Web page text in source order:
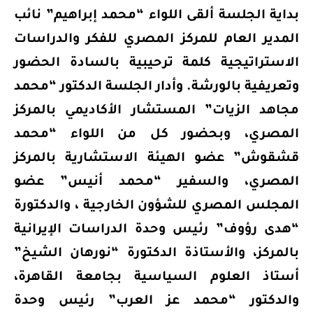
بداية الجلسة ألقى اللواء “محمد إبراهيم” نائب
المدير العام للمركز المصري للفكر والدراسات
الاستراتيجية كلمة ترحيبية بالسادة الحضور
وتعريفية بالورشة. وأدار الجلسة الدكتور “محمد
مجاهد الزيات” المستشار الأكاديمي بالمركز
المصري، وبحضور كل من اللواء “محمد
قشقوش” عضو الهيئة الاستشارية بالمركز
المصري، والسفير “محمد أنيس” عضو
المجلس المصري للشؤون الخارجية ، والدكتورة
“هدى رؤوف” رئيس وحدة الدراسات الإيرانية
بالمركز، والأستاذة الدكتورة “نورهان الشيخ”
أستاذ العلوم السياسية بجامعة القاهرة،
والدكتور “محمد عز العرب” رئيس وحدة